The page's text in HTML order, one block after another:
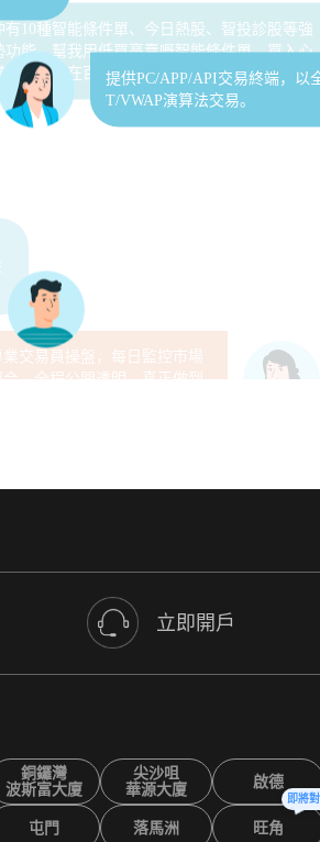
提供PC/APP/API交易終端，以
T/VWAP演算法交易。
uSMART 提供債券交易、高端理財、美
有10種智能條件單、今日熱股、智投診股等強
功能，幫我用低買高賣嘅智能條件單，買入心
嘅股票，在百忙之中投資“盈”亦有道。
持倉股票還可以用來抵押
回，善用閒置資金。
立即開戶
銅鑼灣
波斯富大廈
尖沙咀
華源大廈
啟德
屯門 落馬洲 旺角
即將